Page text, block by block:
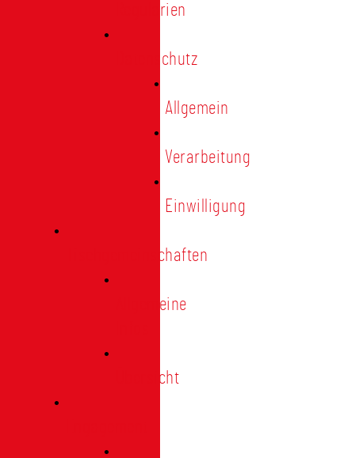
Regularien
Datenschutz
Allgemein
Verarbeitung
Einwilligung
Tischgemeinschaften
Allgemeine
Übersicht